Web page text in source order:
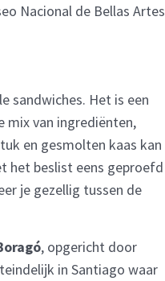
Nacional de Bellas Artes
sandwiches. Het is een
mix van ingrediënten,
en gesmolten kaas kan
het beslist eens geproefd
je gezellig tussen de
, opgericht door
in Santiago waar